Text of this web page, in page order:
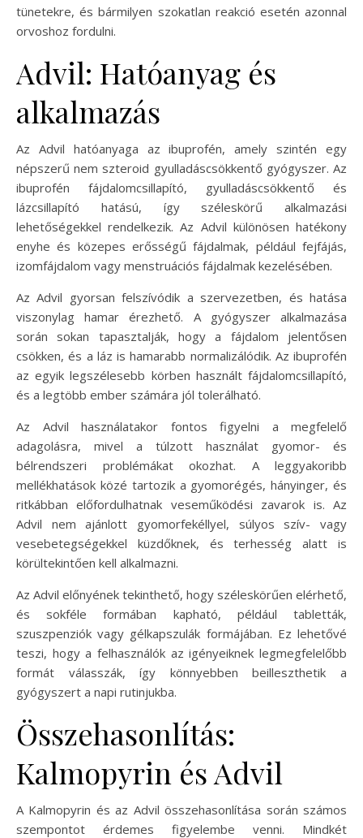
tünetekre, és bármilyen szokatlan reakció esetén azonnal
orvoshoz fordulni.
Advil: Hatóanyag és
alkalmazás
Az Advil hatóanyaga az ibuprofén, amely szintén egy
népszerű nem szteroid gyulladáscsökkentő gyógyszer. Az
ibuprofén fájdalomcsillapító, gyulladáscsökkentő és
lázcsillapító hatású, így széleskörű alkalmazási
lehetőségekkel rendelkezik. Az Advil különösen hatékony
enyhe és közepes erősségű fájdalmak, például fejfájás,
izomfájdalom vagy menstruációs fájdalmak kezelésében.
Az Advil gyorsan felszívódik a szervezetben, és hatása
viszonylag hamar érezhető. A gyógyszer alkalmazása
során sokan tapasztalják, hogy a fájdalom jelentősen
csökken, és a láz is hamarabb normalizálódik. Az ibuprofén
az egyik legszélesebb körben használt fájdalomcsillapító,
és a legtöbb ember számára jól tolerálható.
Az Advil használatakor fontos figyelni a megfelelő
adagolásra, mivel a túlzott használat gyomor- és
bélrendszeri problémákat okozhat. A leggyakoribb
mellékhatások közé tartozik a gyomorégés, hányinger, és
ritkábban előfordulhatnak veseműködési zavarok is. Az
Advil nem ajánlott gyomorfekéllyel, súlyos szív- vagy
vesebetegségekkel küzdőknek, és terhesség alatt is
körültekintően kell alkalmazni.
Az Advil előnyének tekinthető, hogy széleskörűen elérhető,
és sokféle formában kapható, például tabletták,
szuszpenziók vagy gélkapszulák formájában. Ez lehetővé
teszi, hogy a felhasználók az igényeiknek legmegfelelőbb
formát válasszák, így könnyebben beilleszthetik a
gyógyszert a napi rutinjukba.
Összehasonlítás:
Kalmopyrin és Advil
A Kalmopyrin és az Advil összehasonlítása során számos
szempontot érdemes figyelembe venni. Mindkét